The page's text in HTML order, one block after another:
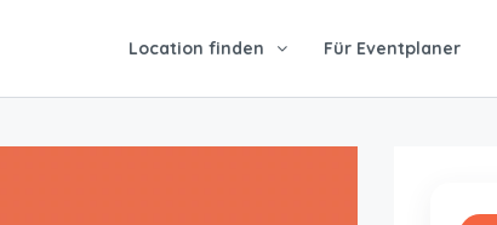
Location finden Für Eventplaner